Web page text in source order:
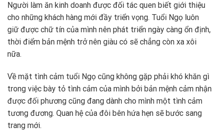
Người làm ăn kinh doanh được đối tác quen biết giới thiệu
cho những khách hàng mới đầy triển vọng. Tuổi Ngọ luôn
giữ được chữ tín của mình nên phát triển ngày càng ổn định,
thời điểm bản mệnh trở nên giàu có sẽ chẳng còn xa xôi
nữa.
Về mặt tình cảm tuổi Ngọ cũng không gặp phải khó khăn gì
trong việc bày tỏ tình cảm của mình bởi bản mệnh cảm nhận
được đối phương cũng đang dành cho mình một tình cảm
tương đương. Quan hệ của đôi bên hứa hẹn sẽ bước sang
trang mới.